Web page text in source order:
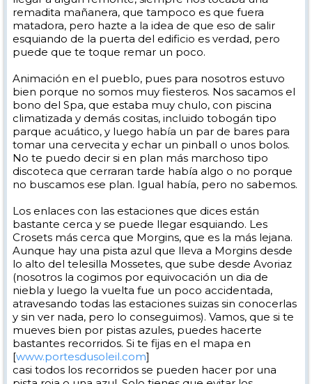
remadita mañanera, que tampoco es que fuera
matadora, pero hazte a la idea de que eso de salir
esquiando de la puerta del edificio es verdad, pero
puede que te toque remar un poco.
Animación en el pueblo, pues para nosotros estuvo
bien porque no somos muy fiesteros. Nos sacamos el
bono del Spa, que estaba muy chulo, con piscina
climatizada y demás cositas, incluido tobogán tipo
parque acuático, y luego había un par de bares para
tomar una cervecita y echar un pinball o unos bolos.
No te puedo decir si en plan más marchoso tipo
discoteca que cerraran tarde había algo o no porque
no buscamos ese plan. Igual había, pero no sabemos.
Los enlaces con las estaciones que dices están
bastante cerca y se puede llegar esquiando. Les
Crosets más cerca que Morgins, que es la más lejana.
Aunque hay una pista azul que lleva a Morgins desde
lo alto del telesilla Mossetes, que sube desde Avoriaz
(nosotros la cogimos por equivocación un dia de
niebla y luego la vuelta fue un poco accidentada,
atravesando todas las estaciones suizas sin conocerlas
y sin ver nada, pero lo conseguimos). Vamos, que si te
mueves bien por pistas azules, puedes hacerte
bastantes recorridos. Si te fijas en el mapa en
[www.portesdusoleil.com]
casi todos los recorridos se pueden hacer por una